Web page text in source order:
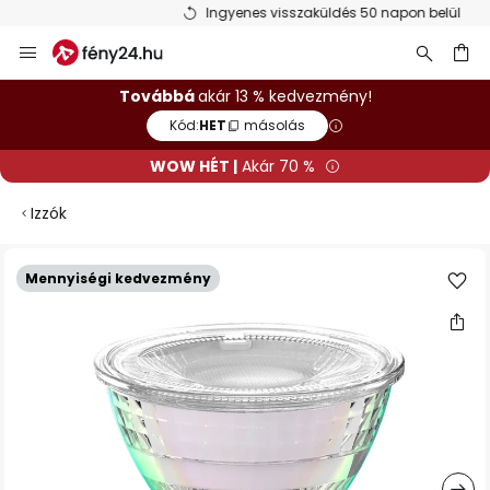
Ingyenes visszaküldés 50 napon belül
Ugrás
a
tartalomhozTovábbáakár 13 % kedvezmény!
Kód:HET másolás
WOW HÉT | Akár 70 %
Izzók
Mennyiségi kedvezmény
Ugrás